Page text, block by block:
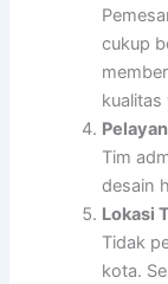
cukup
Tim
desain
Lokasi
Tidak
kota.